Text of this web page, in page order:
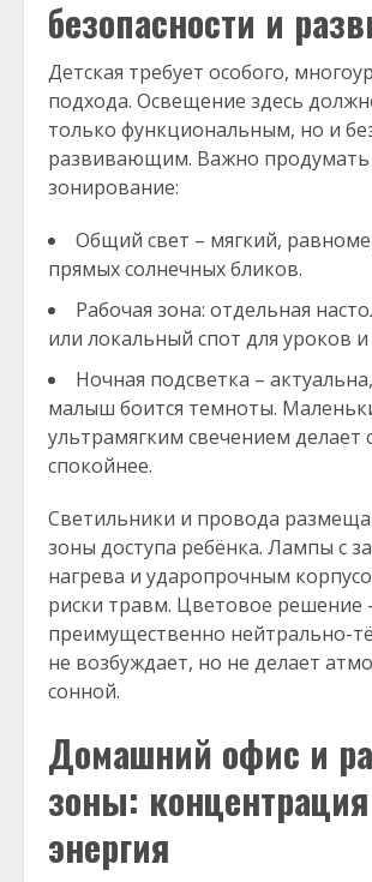
безопасности и
Детская требует особого,
подхода. Освещение здесь
только функциональным, но и
развивающим. Важно продумать
зонирование:
Общий свет – мягкий,
прямых солнечных бликов.
Рабочая зона: отдельная
или локальный спот для уроков и
Ночная подсветка –
малыш боится темноты.
ультрамягким свечением делает
спокойнее.
Светильники и провода
зоны доступа ребёнка. Лампы с
нагрева и ударопрочным
риски травм. Цветовое решение
преимущественно нейтрально-
не возбуждает, но не делает
сонной.
Домашний офис и
зоны:
энергия